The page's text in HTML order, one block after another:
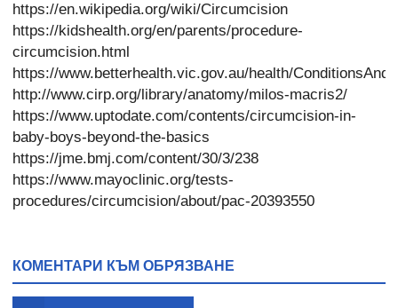
https://en.wikipedia.org/wiki/Circumcision
https://kidshealth.org/en/parents/procedure-
circumcision.html
https://www.betterhealth.vic.gov.au/health/
http://www.cirp.org/library/anatomy/milos-macris2/
https://www.uptodate.com/contents/circumcision-in-
baby-boys-beyond-the-basics
https://jme.bmj.com/content/30/3/238
https://www.mayoclinic.org/tests-
procedures/circumcision/about/pac-20393550
КОМЕНТАРИ КЪМ ОБРЯЗВАНЕ